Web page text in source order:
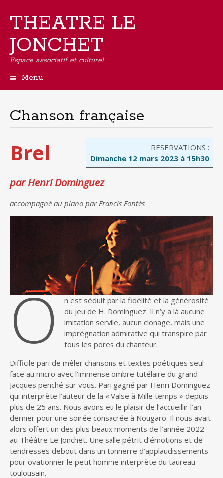
THEATRE LE
JONCHET
Espace associatif et culturel
Menu
principal
Chanson française
RESERVATIONS :
Dimanche 12 mars 2023 à 15h30
Brel
par Henri Dominguez
accompagné au piano par Francis Fontès
O
n est séduit par la fidélité et la générosité
du jeu de H. Dominguez. Il n’y a là aucune
imitation servile, aucun clonage, mais une
imprégnation admirative qui transpire par
tous les pores du chanteur.
Difficile pari de mêler chansons et textes poétiques seul
face au micro avec l’immense ombre tutélaire du grand
Jacques penché sur vous. Pari gagné par Henri Dominguez
qui interprète l’auteur de la « Valse à Mille temps » depuis
plus de 25 ans. Nous avons eu le plaisir de l’accueillir l’an
dernier pour une soirée consacrée à Nougaro. Il nous avait
alors offert un des plus beaux moments de l’année 2022
au Théâtre Le Jonchet. Une salle pétrit d’émotions et de
tendresses debout dans un tonnerre d’applaudissements
pour ovationner le petit homme interprète du taureau
toulousain.